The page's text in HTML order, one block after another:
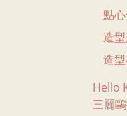
點
造
造
Hello
三麗